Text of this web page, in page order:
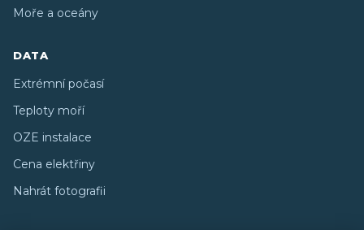
Moře a oceány
DATA
Extrémní počasí
Teploty moří
OZE instalace
Cena elektřiny
Nahrát fotografii